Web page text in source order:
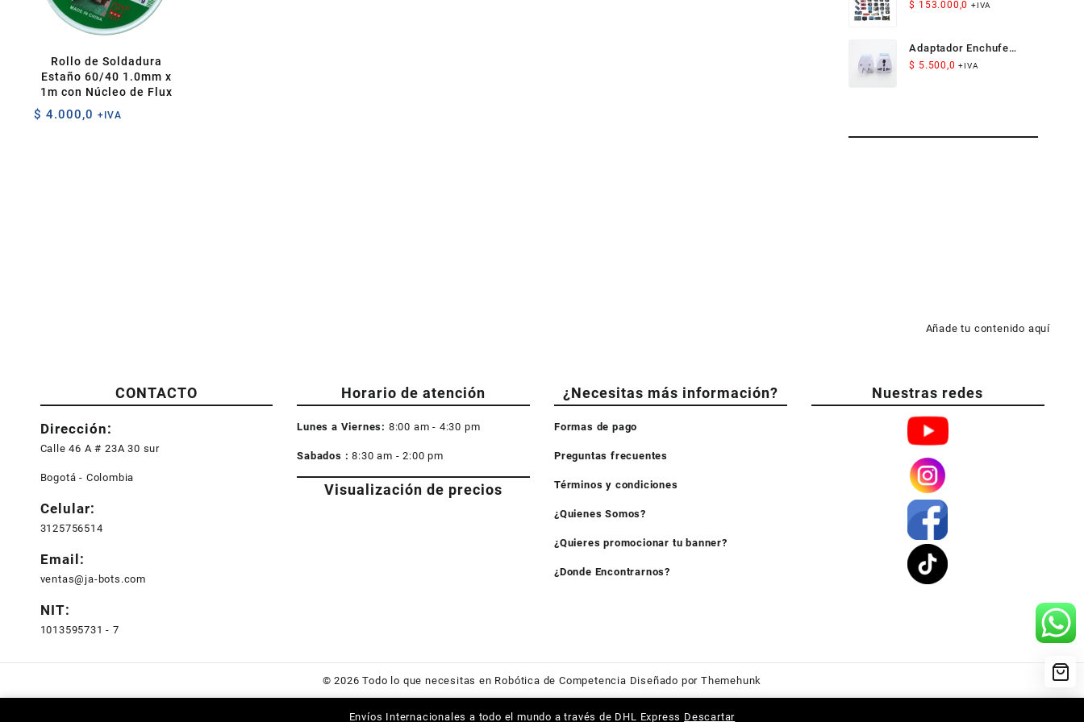
Envíos Internacionales a todo el mundo a través de DHL Express Descartar
Rollo de Soldadura
Estaño 60/40 1.0mm x
1m con Núcleo de Flux
$ 4.000,0 +IVA
Arduino
$ 153.000,0 +IVA
Adaptador Enchufe
Americano Compacto
$ 5.500,0 +IVA
Añade tu contenido aquí
CONTACTO
Dirección:
Calle 46 A # 23A 30 sur
Bogotá - Colombia
Celular:
3125756514
Email:
ventas@ja-bots.com
NIT:
1013595731 - 7
Horario de atención
Lunes a Viernes: 8:00 am - 4:30 pm
Sabados :8:30 am - 2:00 pm
Visualización de precios
¿Necesitas más información?
Formas de pago
Preguntas frecuentes
Términos y condiciones
¿Quienes Somos?
¿Quieres promocionar tu banner?
¿Donde Encontrarnos?
Nuestras redes
© 2026Todo lo que necesitas en Robótica de Competencia Diseñado por Themehunk